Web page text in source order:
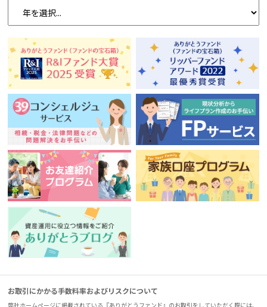
お取引にかかる手数料率およびリスクについて
弊社ホームページに掲載されている『ありがとうファンド』のお取引をしていただく際には、